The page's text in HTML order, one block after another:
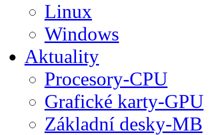
Linux
Windows
Aktuality
Procesory-CPU
Grafické karty-GPU
Základní desky-MB